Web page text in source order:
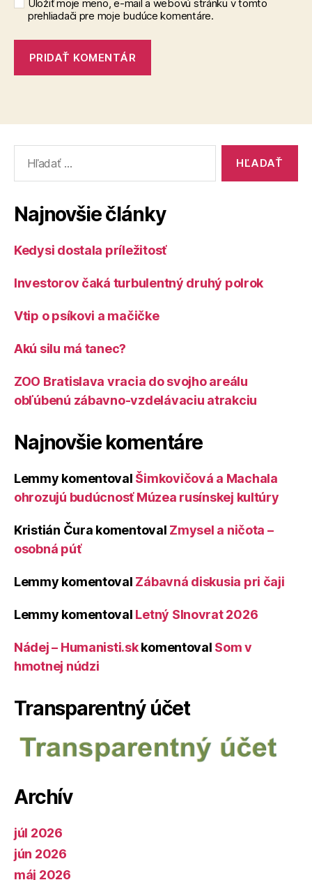
Uložiť moje meno, e-mail a webovú stránku v tomto
prehliadači pre moje budúce komentáre.
Najnovšie články
Kedysi dostala príležitosť
Investorov čaká turbulentný druhý polrok
Vtip o psíkovi a mačičke
Akú silu má tanec?
ZOO Bratislava vracia do svojho areálu
obľúbenú zábavno-vzdelávaciu atrakciu
Najnovšie komentáre
Lemmy komentoval Šimkovičová a Machala
ohrozujú budúcnosť Múzea rusínskej kultúry
Kristián Čura komentoval Zmysel a ničota –
osobná púť
Lemmy komentoval Zábavná diskusia pri čaji
Lemmy komentoval Letný Slnovrat 2026
Nádej – Humanisti.skkomentoval Som v
hmotnej núdzi
Transparentný účet
Archív
júl 2026
jún 2026
máj 2026